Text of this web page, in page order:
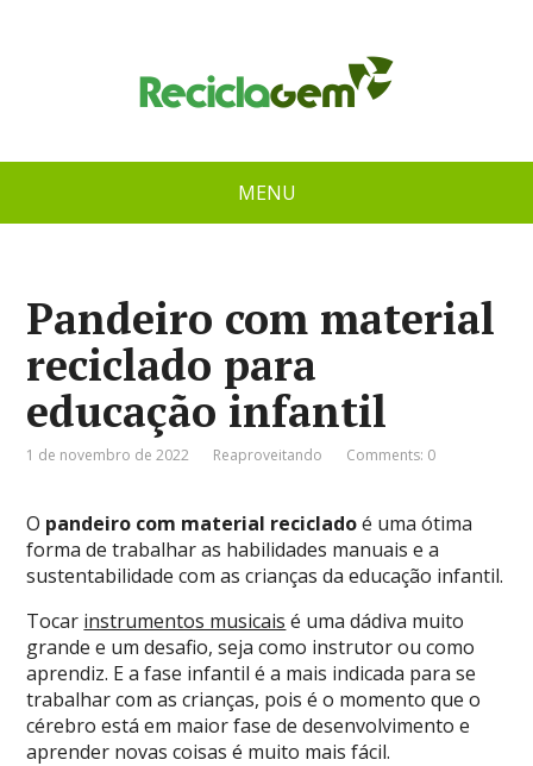
MENU
Pandeiro com material
reciclado para
educação infantil
1 de novembro de 2022 Reaproveitando Comments: 0
O pandeiro com material recicladoé uma ótima
forma de trabalhar as habilidades manuais e a
sustentabilidade com as crianças da educação infantil.
Tocar instrumentos musicais é uma dádiva muito
grande e um desafio, seja como instrutor ou como
aprendiz. E a fase infantil é a mais indicada para se
trabalhar com as crianças, pois é o momento que o
cérebro está em maior fase de desenvolvimento e
aprender novas coisas é muito mais fácil.